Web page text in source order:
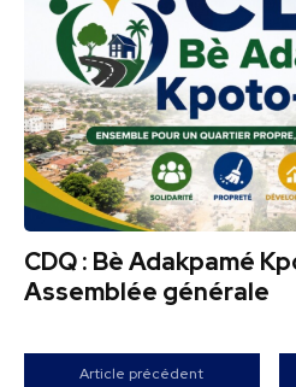
CDQ : Bè Adakpamé
Assemblée générale
Article précédent